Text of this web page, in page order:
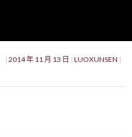
2014 年 11 月 13 日
LUOXUNSEN